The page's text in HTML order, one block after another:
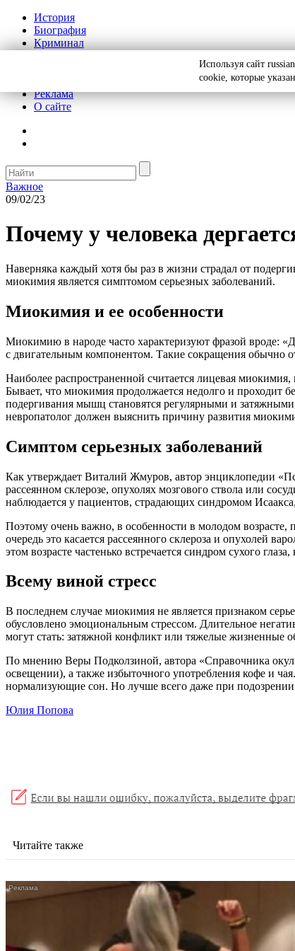
История
Биография
Криминал
Реклама
О сайте
Важное
09/02/23
Почему у человека
Наверняка каждый хотя бы раз в жизни страдал от
миокимия является симптомом серьезных заболеваний.
Миокимия и ее особенности
Миокимию в народе часто характеризуют фразой вроде:
с двигательным компонентом. Такие сокращения обычно
Наиболее распространенной считается лицевая
Бывает, что миокимия продолжается недолго и проходит
подергивания мышц становятся регулярными и
невропатолог должен выяснить причину развития
Симптом серьезных заболеваний
Как утверждает Виталий Жмуров, автор энциклопедии
рассеянном склерозе, опухолях мозгового ствола или
наблюдается у пациентов, страдающих синдромом
Поэтому очень важно, в особенности в молодом
очередь это касается рассеянного склероза и опухолей
этом возрасте частенько встречается синдром сухого
Всему виной стресс
В последнем случае миокимия не является признаком
обусловлено эмоциональным стрессом. Длительное
могут стать: затяжной конфликт или тяжелые жизненные
По мнению Веры Подколзиной, автора «Справочника
освещении), а также избыточного употребления кофе и
нормализующие сон. Но лучше всего даже при подозрении
Юлия Попова
Читайте также
Используя сайт
cookie, которые